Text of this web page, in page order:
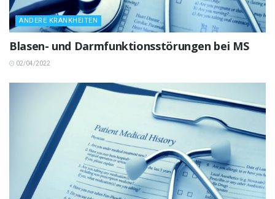
ANDERE KRANKHEITEN
Blasen- und Darmfunktionsstörungen bei MS
02/04/2022